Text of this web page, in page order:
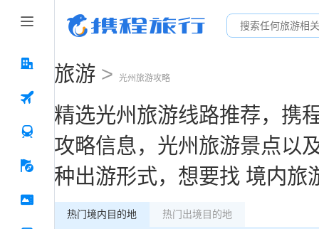
旅游 > 光州旅游攻略
精选光州 旅游线路推荐，携
攻略信息， 光州 旅游景点以
种出游形式，想要找 境内旅
热门境内目的地 热门出境目的地